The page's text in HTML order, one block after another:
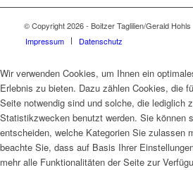
© Copyright 2026 - Boitzer Taglilien/Gerald Hohls
Impressum
Datenschutz
Wir verwenden Cookies, um Ihnen ein
Erlebnis zu bieten. Dazu zählen Cookies, die
Seite notwendig sind und solche, die lediglich
Statistikzwecken benutzt werden. Sie können
entscheiden, welche Kategorien Sie zulassen
beachte Sie, dass auf Basis Ihrer
mehr alle Funktionalitäten der Seite zur